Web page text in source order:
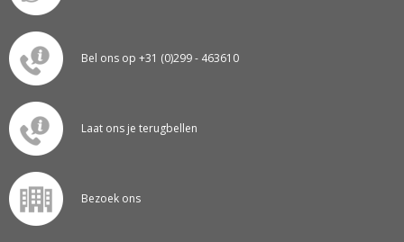
Bel ons op +31 (0)299 - 463610
Laat ons je terugbellen
Bezoek ons